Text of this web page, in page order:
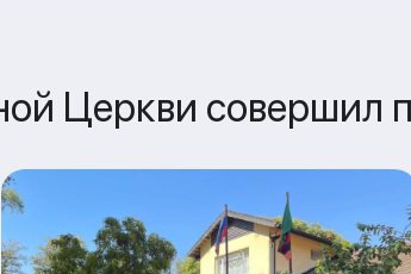
Церкви совершил